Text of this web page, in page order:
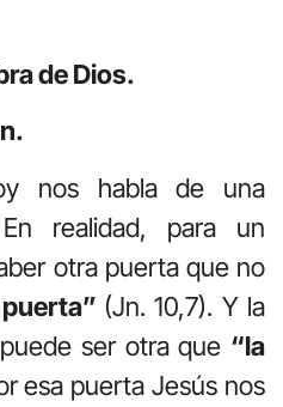
de Dios.
nos habla de una
realidad, para un
otra puerta que no
(Jn. 10,7). Y la
ser otra que “la
esa puerta Jesús nos